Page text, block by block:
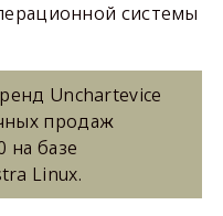
системы
Unchartevice
продаж
на базе
Linux.